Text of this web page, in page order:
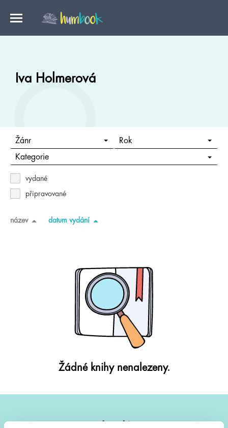
Iva Holmerová
Žánr Rok
Kategorie
vydané
připravované
název datum vydání
Žádné knihy nenalezeny.